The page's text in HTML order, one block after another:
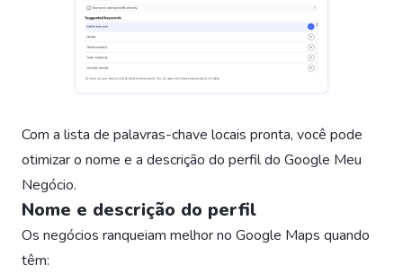
Com a lista de palavras-chave locais pronta, você pode
otimizar o nome e a descrição do perfil do Google Meu
Negócio.
Nome e descrição do perfil
Os negócios ranqueiam melhor no Google Maps quando
têm: